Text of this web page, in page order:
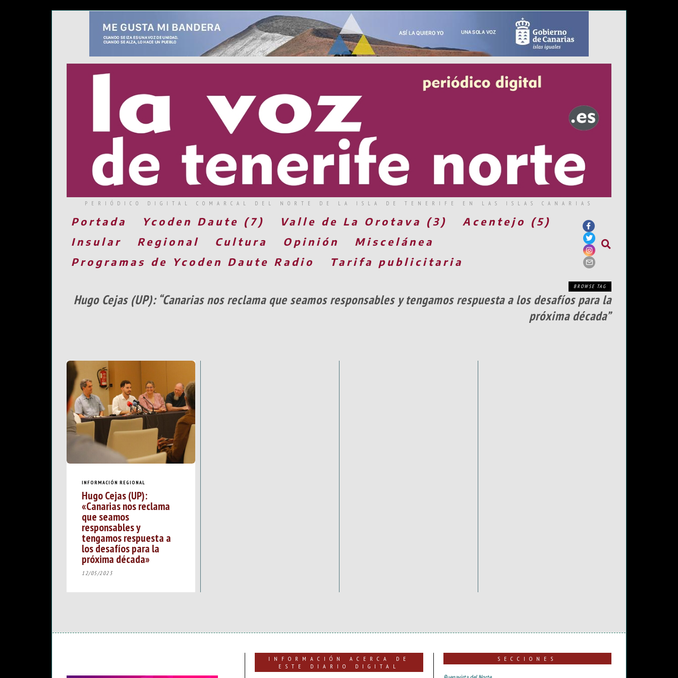
PERIÓDICO DIGITAL COMARCAL DEL NORTE DE LA ISLA DE TENERIFE EN LAS ISLAS CANARIAS
Portada Ycoden Daute (7) Valle de La Orotava (3)
Acentejo (5)
Insular
Regional Cultura Opinión
Miscelánea
Programas de Ycoden Daute Radio
Tarifa publicitaria
BROWSE TAG
Hugo Cejas (UP): “Canarias nos reclama que seamos responsables y tengamos respuesta a los desafíos para la
próxima década”
INFORMACIÓN REGIONAL
Hugo Cejas (UP):
«Canarias nos reclama
que seamos
responsables y
tengamos respuesta a
los desafíos para la
próxima década»
12/05/2023
INFORMACIÓN ACERCA DE
ESTE DIARIO DIGITAL
SECCIONES